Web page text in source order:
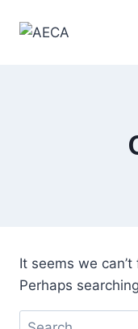
It seems we
Perhaps
Search